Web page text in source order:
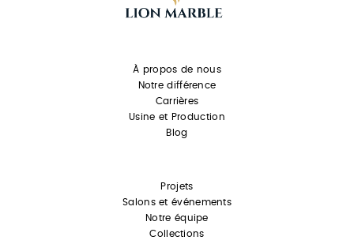
À propos de nous
Notre différence
Carrières
Usine et Production
Blog
Projets
Salons et événements
Notre équipe
Collections